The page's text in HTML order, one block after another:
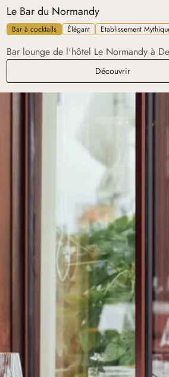
Le Bar du Normandy
Bar à cocktails Élégant Etablissement
Bar lounge de l'hôtel Le Normandy à
DécouvrirLe Bar du